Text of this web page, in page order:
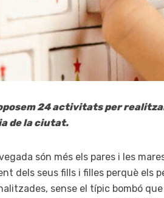
24 activitats per
de la ciutat.
són més els pares i les
dels seus fills i filles perquè els
sense el típic bombó